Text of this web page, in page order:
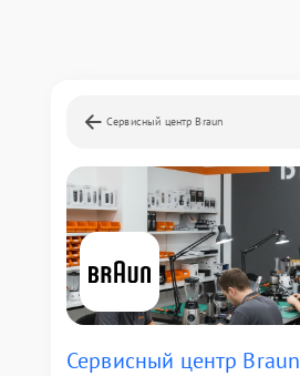
Сервисный центр Braun
Сервисный центр Braun